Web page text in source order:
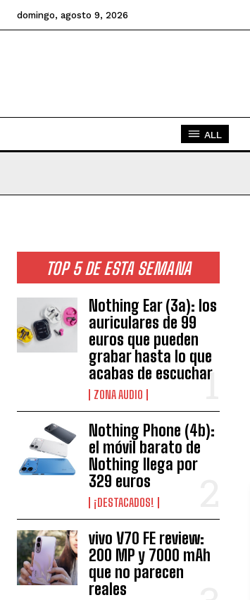
domingo, agosto 9, 2026
ALL
TOP 5 DE ESTA SEMANA
Nothing Ear (3a): los
auriculares de 99
euros que pueden
grabar hasta lo que
acabas de escuchar
ZONA AUDIO
Nothing Phone (4b):
el móvil barato de
Nothing llega por
329 euros
¡DESTACADOS!
vivo V70 FE review:
200 MP y 7000 mAh
que no parecen
reales